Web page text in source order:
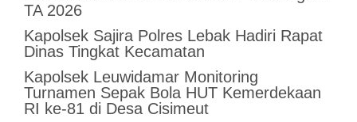
TA 2026
Kapolsek Sajira Polres Lebak Hadiri Rapat
Dinas Tingkat Kecamatan
Kapolsek Leuwidamar Monitoring
Turnamen Sepak Bola HUT Kemerdekaan
RI ke-81 di Desa Cisimeut